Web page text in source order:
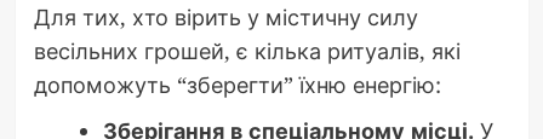
Для тих, хто вірить у містичну силу
весільних грошей, є кілька ритуалів, які
допоможуть “зберегти” їхню енергію:
Зберігання в спеціальному місці. У